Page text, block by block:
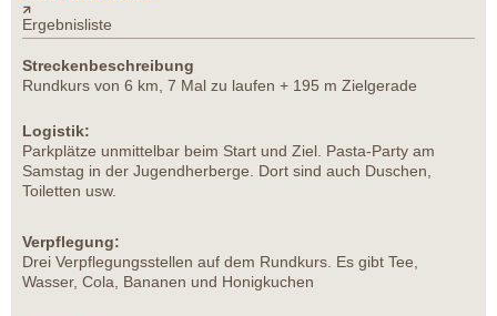
Ergebnisliste
Streckenbeschreibung
Rundkurs von 6 km, 7 Mal zu laufen + 195 m Zielgerade
Logistik:
Parkplätze unmittelbar beim Start und Ziel. Pasta-Party am
Samstag in der Jugendherberge. Dort sind auch Duschen,
Toiletten usw.
Verpflegung:
Drei Verpflegungsstellen auf dem Rundkurs. Es gibt Tee,
Wasser, Cola, Bananen und Honigkuchen